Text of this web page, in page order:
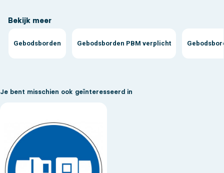
Bekijk meer
Gebodsborden Gebodsborden PBM verplicht
Je bent misschien ook geïnteresseerd in